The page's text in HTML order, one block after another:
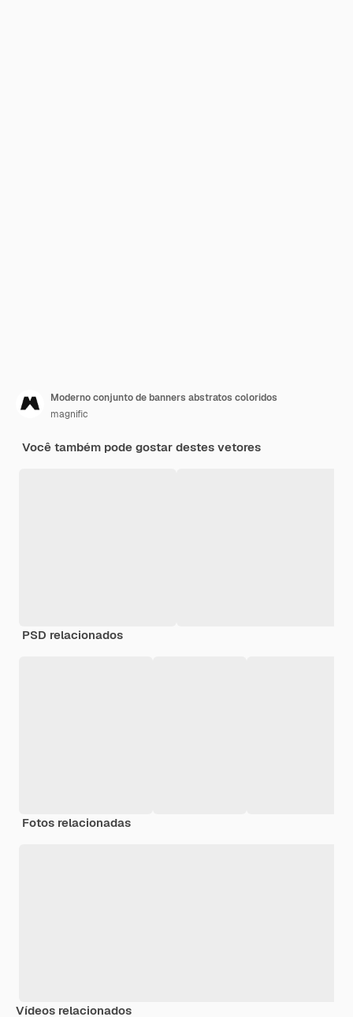
Moderno conjunto de banners abstratos coloridos
magnific
Você também pode gostar destes vetores
PSD relacionados
Fotos relacionadas
Vídeos relacionados